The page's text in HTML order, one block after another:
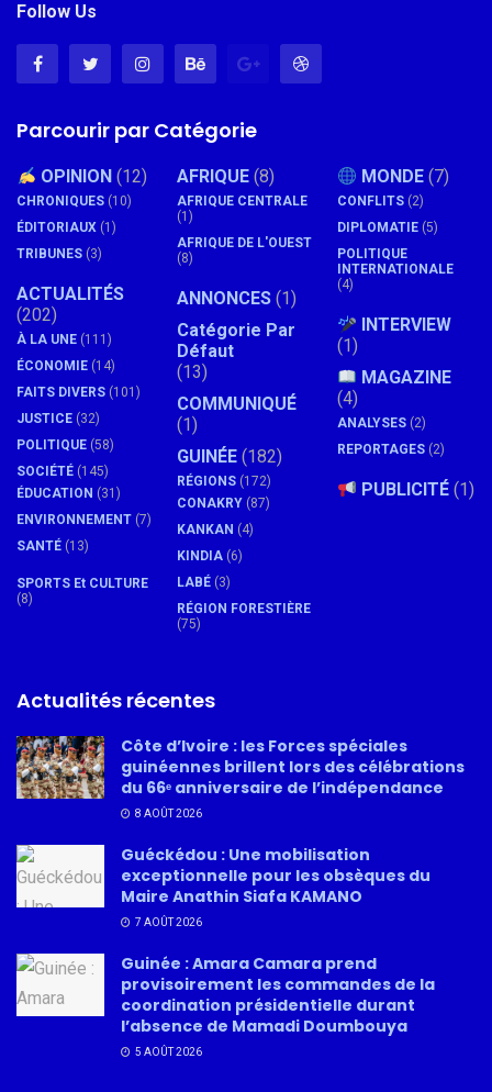
Follow Us
Parcourir par Catégorie
OPINION (12)
CHRONIQUES (10)
ÉDITORIAUX (1)
TRIBUNES (3)
ACTUALITÉS
(202)
À LA UNE (111)
ÉCONOMIE (14)
FAITS DIVERS (101)
JUSTICE (32)
POLITIQUE (58)
SOCIÉTÉ (145)
ÉDUCATION (31)
ENVIRONNEMENT (7)
SANTÉ (13)
SPORTS Et CULTURE
(8)
AFRIQUE (8)
AFRIQUE CENTRALE
(1)
AFRIQUE DE L'OUEST
(8)
ANNONCES (1)
Catégorie Par
Défaut
(13)
COMMUNIQUÉ
(1)
GUINÉE (182)
RÉGIONS (172)
CONAKRY (87)
KANKAN (4)
KINDIA (6)
LABÉ (3)
RÉGION FORESTIÈRE
(75)
MONDE (7)
CONFLITS (2)
DIPLOMATIE (5)
POLITIQUE
INTERNATIONALE
(4)
INTERVIEW
(1)
MAGAZINE
(4)
ANALYSES (2)
REPORTAGES (2)
PUBLICITÉ (1)
Actualités récentes
Côte d’Ivoire : les Forces spéciales
guinéennes brillent lors des célébrations
du 66ᵉ anniversaire de l’indépendance
8 AOÛT 2026
Guéckédou : Une mobilisation
exceptionnelle pour les obsèques du
Maire Anathin Siafa KAMANO
7 AOÛT 2026
Guinée : Amara Camara prend
provisoirement les commandes de la
coordination présidentielle durant
l’absence de Mamadi Doumbouya
5 AOÛT 2026